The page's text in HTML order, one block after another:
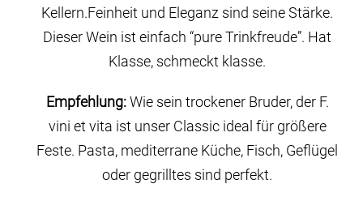
Kellern.Feinheit und Eleganz sind seine Stärke.
Dieser Wein ist einfach “pure Trinkfreude”. Hat
Klasse, schmeckt klasse.
Empfehlung:Wie sein trockener Bruder, der F.
vini et vita ist unser Classic ideal für größere
Feste. Pasta, mediterrane Küche, Fisch, Geflügel
oder gegrilltes sind perfekt.